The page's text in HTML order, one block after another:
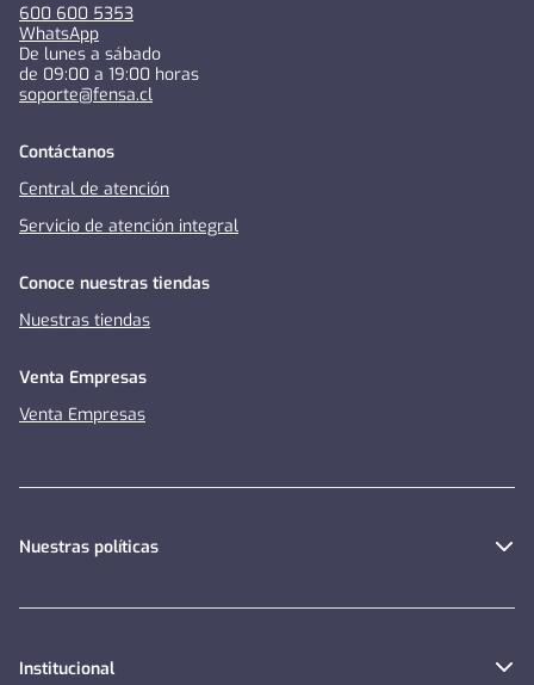
600 600 5353
WhatsApp
De lunes a sábado
de 09:00 a 19:00 horas
soporte@fensa.cl
Contáctanos
Central de atención
Servicio de atención integral
Conoce nuestras tiendas
Nuestras tiendas
Venta Empresas
Venta Empresas
Nuestras políticas
Institucional